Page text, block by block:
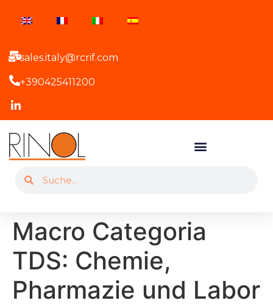
sales.italy@rcrif.com
+390425411200
Macro Categoria
TDS: Chemie,
Pharmazie und Labor